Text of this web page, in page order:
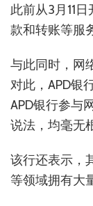
此前从3月11
款和转账等服
与此同时，网
对此，APD银
APD银行参与
说法，均毫无
该行还表示，
等领域拥有大